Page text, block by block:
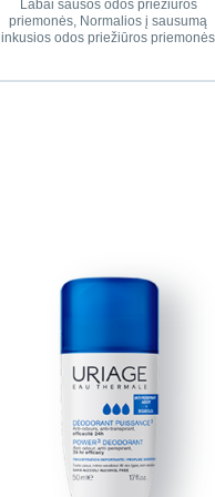
Labai sausos odos priežiūros
priemonės, Normalios į sausumą
linkusios odos priežiūros